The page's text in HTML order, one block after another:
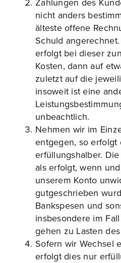
Zahlungen des
nicht anders
älteste offene
Schuld
erfolgt bei dieser
Kosten, dann auf
zuletzt auf die
insoweit ist eine
unbeachtlich.
Nehmen wir im
entgegen, so erfolgt
erfüllungshalber.
als erfolgt, wenn
unserem Konto
gutgeschrieben
Bankspesen und
insbesondere im
gehen zu Lasten
Sofern wir Wechsel
erfolgt dies nur